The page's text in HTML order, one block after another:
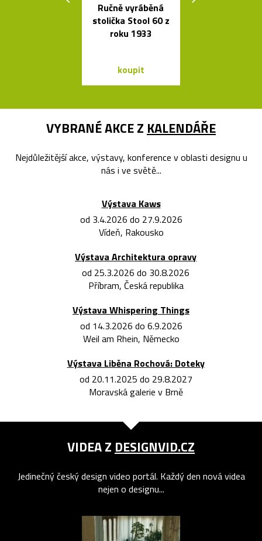
Ručně vyráběná
stolička Stool 60 z
roku 1933
koupit
VYBRANÉ AKCE Z KALENDÁŘE
Nejdůležitější akce, výstavy, konference v oblasti designu u
nás i ve světě...
Výstava Kaws
od 3.4.2026 do 27.9.2026
Vídeň, Rakousko
Výstava Architektura opravy
od 25.3.2026 do 30.8.2026
Příbram, Česká republika
Výstava Whispering Things
od 14.3.2026 do 6.9.2026
Weil am Rhein, Německo
Výstava Liběna Rochová: Doteky
od 20.11.2025 do 29.8.2027
Moravská galerie v Brně
VIDEA Z DESIGNVID.CZ
Jedinečný český design video portál. Každý den nová videa
nejen o designu...